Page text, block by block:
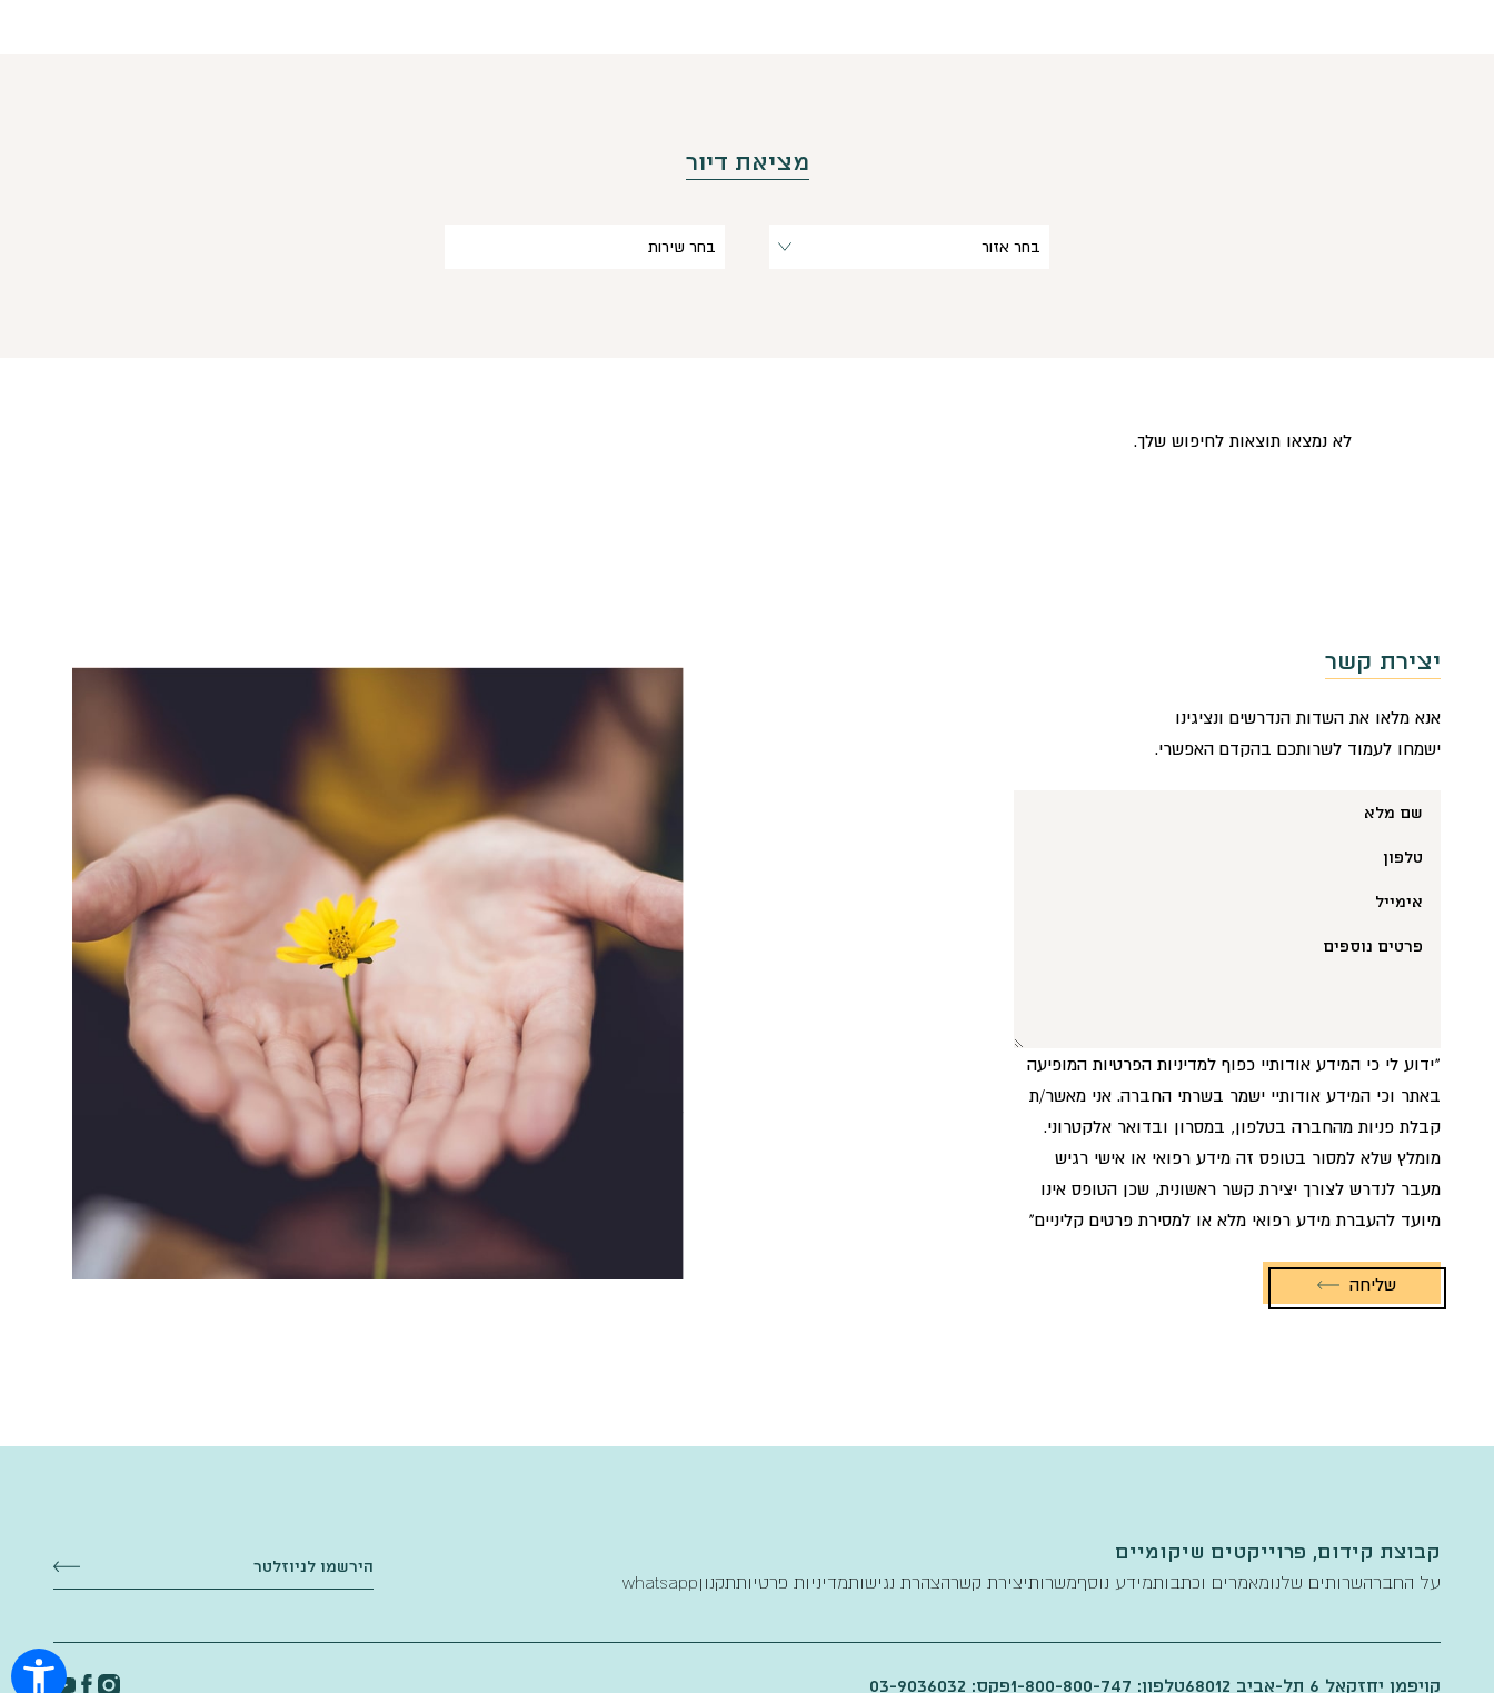
מציאת דיור
בחר אזור בחר שירות
לא נמצאו תוצאות לחיפוש שלך.
יצירת קשר
אנא מלאו את השדות הנדרשים ונציגינו
ישמחו לעמוד לשרותכם בהקדם האפשרי.
"ידוע לי כי המידע אודותיי כפוף למדיניות הפרטיות המופיעה
באתר וכי המידע אודותיי ישמר בשרתי החברה. אני מאשר/ת
קבלת פניות מהחברה בטלפון, במסרון ובדואר אלקטרוני.
מומלץ שלא למסור בטופס זה מידע רפואי או אישי רגיש
מעבר לנדרש לצורך יצירת קשר ראשונית, שכן הטופס אינו
מיועד להעברת מידע רפואי מלא או למסירת פרטים קליניים"
שליחה
קבוצת קידום, פרוייקטים שיקומיים
על החברהשרותים שלנומאמרים וכתבותמידע נוסףמשרותיצירת קשרהצהרת נגישותמדיניות פרטיותתקנוןwhatsapp
קויפמן יחזקאל 6 תל-אביב 68012 טלפון: 1-800-800-747 פקס: 03-9036032